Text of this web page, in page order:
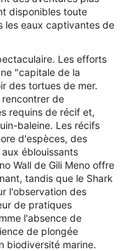
disponibles toute
les eaux captivantes de
Les efforts
"capitale de la
des tortues de mer.
rencontrer de
requins de récif et,
baleine. Les récifs
d'espèces, des
éblouissants
Wall de Gili Meno offre
tandis que le Shark
l'observation des
de pratiques
l'absence de
de plongée
biodiversité marine.